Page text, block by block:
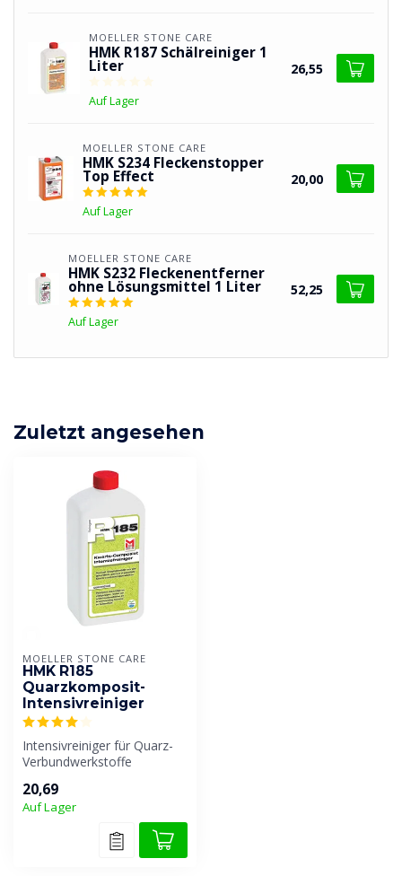
MOELLER STONE CARE
HMK R187 Schälreiniger 1
Liter
Auf Lager
26,55
MOELLER STONE CARE
HMK S234 Fleckenstopper
Top Effect
Auf Lager
20,00
MOELLER STONE CARE
HMK S232 Fleckenentferner
ohne Lösungsmittel 1 Liter
Auf Lager
52,25
Zuletzt angesehen
MOELLER STONE CARE
HMK R185
Quarzkomposit-
Intensivreiniger
Intensivreiniger für Quarz-
Verbundwerkstoffe
20,69
Auf Lager